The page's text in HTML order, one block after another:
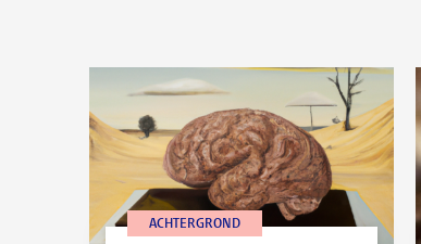
ACHTERGROND